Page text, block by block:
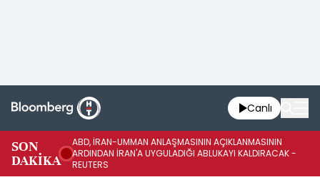
Canlı
SON
DAKİKA
ABD, İRAN-UMMAN ANLAŞMASININ AÇIKLANMASININ
ARDINDAN İRAN'A UYGULADIĞI ABLUKAYI KALDIRACAK -
REUTERS